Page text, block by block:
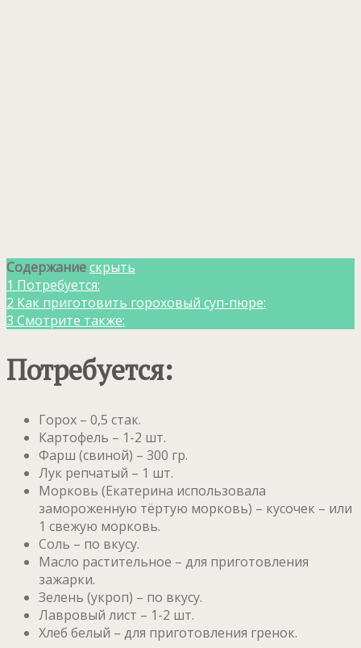
Содержаниескрыть
1 Потребуется:
2 Как приготовить гороховый суп-пюре:
3 Смотрите также:
Потребуется:
Горох – 0,5 стак.
Картофель – 1-2 шт.
Фарш (свиной) – 300 гр.
Лук репчатый – 1 шт.
Морковь (Екатерина использовала
замороженную тёртую морковь) – кусочек – или
1 свежую морковь.
Соль – по вкусу.
Масло растительное – для приготовления
зажарки.
Зелень (укроп) – по вкусу.
Лавровый лист – 1-2 шт.
Хлеб белый – для приготовления гренок.